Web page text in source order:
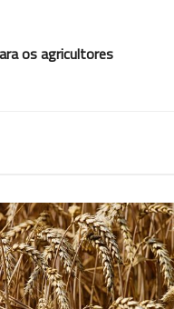
os agricultores